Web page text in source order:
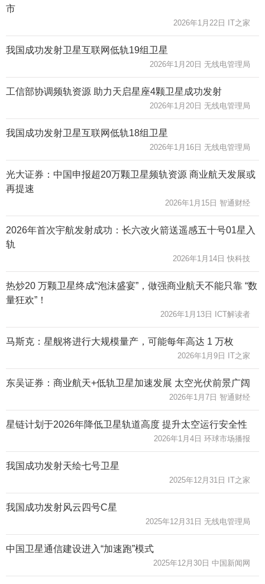
市
2026年1月22日 IT之家
我国成功发射卫星互联网低轨19组卫星
2026年1月20日 无线电管理局
工信部协调频轨资源 助力天启星座4颗卫星成功发射
2026年1月20日 无线电管理局
我国成功发射卫星互联网低轨18组卫星
2026年1月16日 无线电管理局
光大证券：中国申报超20万颗卫星频轨资源 商业航天发展或
再提速
2026年1月15日 智通财经
2026年首次宇航发射成功：长六改火箭送遥感五十号01星入
轨
2026年1月14日 快科技
热炒20 万颗卫星终成“泡沫盛宴”，做强商业航天不能只靠 “数
量狂欢”！
2026年1月13日 ICT解读者
马斯克：星舰将进行大规模量产，可能每年高达 1 万枚
2026年1月9日 IT之家
东吴证券：商业航天+低轨卫星加速发展 太空光伏前景广阔
2026年1月7日 智通财经
星链计划于2026年降低卫星轨道高度 提升太空运行安全性
2026年1月4日 环球市场播报
我国成功发射天绘七号卫星
2025年12月31日 IT之家
我国成功发射风云四号C星
2025年12月31日 无线电管理局
中国卫星通信建设进入“加速跑”模式
2025年12月30日 中国新闻网